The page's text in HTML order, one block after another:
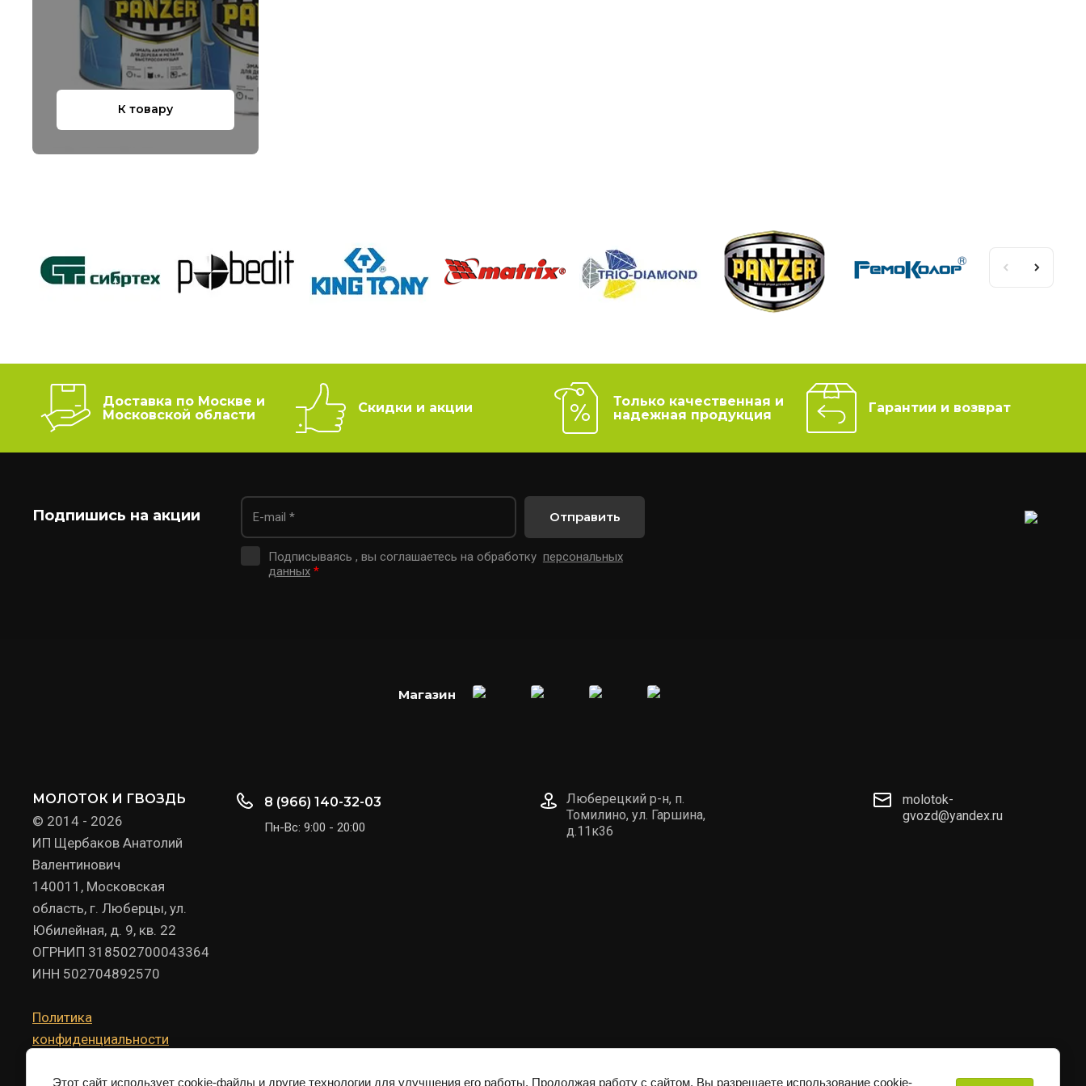
К товару
Доставка по Москве и
Московской области
Скидки и акции
Только качественная и
надежная продукция
Гарантии и возврат
Подпишись на акции
Подписываясь , вы соглашаетесь на обработку персональных
данных *
Отправить
Магазин
МОЛОТОК И ГВОЗДЬ
© 2014 - 2026
ИП Щербаков Анатолий
Валентинович
140011, Московская
область, г. Люберцы, ул.
Юбилейная, д. 9, кв. 22
ОГРНИП 318502700043364
ИНН 502704892570
Политика
конфиденциальности
8 (966) 140-32-03
Пн-Вс: 9:00 - 20:00
Люберецкий р-н, п.
Томилино, ул. Гаршина,
д.11к36
molotok-
gvozd@yandex.ru
Этот сайт использует cookie-файлы и другие технологии для улучшения его работы. Продолжая работу с сайтом, Вы разрешаете использование cookie-